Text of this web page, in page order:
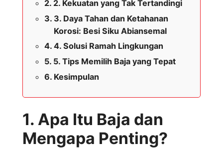
2. Kekuatan yang Tak Tertandingi
3. Daya Tahan dan Ketahanan
Korosi: Besi Siku Abiansemal
4. Solusi Ramah Lingkungan
5. Tips Memilih Baja yang Tepat
Kesimpulan
1. Apa Itu Baja dan
Mengapa Penting?